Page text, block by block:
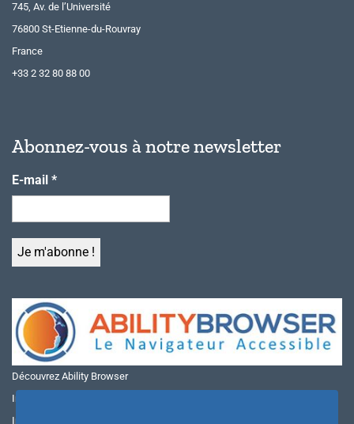
745, Av. de l’Université
76800 St-Etienne-du-Rouvray
France
+33 2 32 80 88 00
Abonnez-vous à notre newsletter
E-mail *
Découvrez Ability Browser
Installer Ability Browser sur Windows
Installer Ability Browser sur Mac